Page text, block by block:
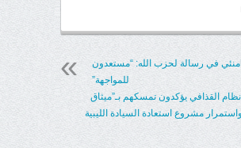
في رسالة لحزب الله: “مستعدون
للمواجهة”
نظام القذافي يؤكدون تمسكهم بـ”ميثاق
واستمرار مشروع استعادة السيادة الليبية